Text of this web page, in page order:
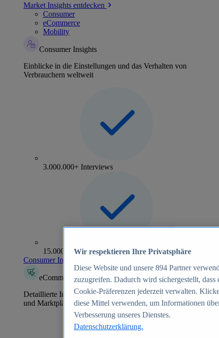
Market Insights entdecken
Consumer
eCommerce
Mobility
Consumer Insights
Einblicke in die Einstellungen und das Verhalten von
Verbrauchern weltweit
3.000.000+ Interviews
15.000+ Marken
Consumer Insights entdecken
eCommerce Insights
Detaillierte Informationen zu mehr als 39.000 Online-Shops
und Marktplätzen
Wir respektieren Ihre Privatsphäre
Diese Website und unsere 894 Partner
zuzugreifen. Dadurch wird sichergestellt,
Cookie-Präferenzen jederzeit verwalten.
diese Mittel verwenden, um Informationen
Verbesserung unseres Dienstes.
Datenschutzerklärung.